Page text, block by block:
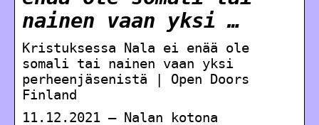
nainen vaan yksi …
Kristuksessa Nala ei enää ole
somali tai nainen vaan yksi
perheenjäsenistä | Open Doors
Finland
11.12.2021 — Nalan kotona